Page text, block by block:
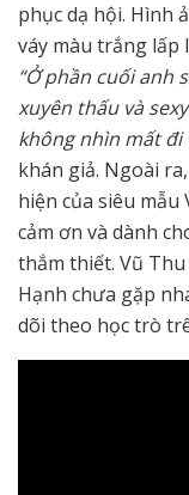
phục dạ hội. Hình
váy màu trắng lấp
“Ở phần cuối anh
xuyên thấu và
không nhìn mất đi
khán giả. Ngoài
hiện của siêu
cảm ơn và dành
thắm thiết. Vũ
Hạnh chưa gặp
dõi theo học trò